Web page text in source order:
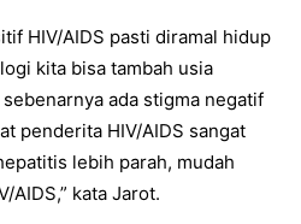
HIV/AIDS pasti diramal hidup
kita bisa tambah usia
ada stigma negatif
penderita HIV/AIDS sangat
lebih parah, mudah
AIDS,” kata Jarot.